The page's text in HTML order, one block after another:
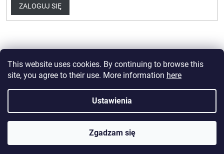
This website uses cookies. By continuing to browse this
site, you agree to their use. More information here
Ustawienia
Zgadzam się
ZALOGUJ SIĘ
Edytuj ustawienia plików cookie